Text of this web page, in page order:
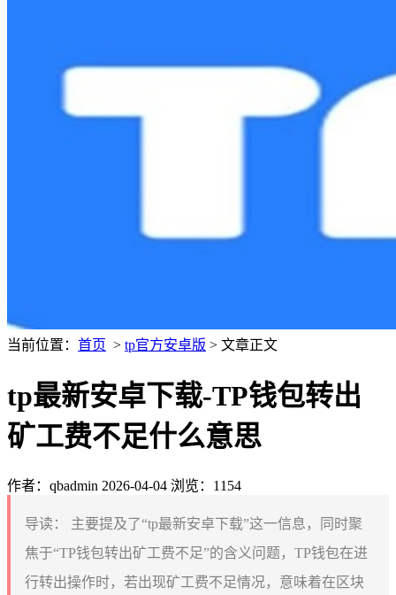
当前位置： 首页 > tp官方安卓版 > 文章正文
tp最新安卓下载-TP钱包转出
矿工费不足什么意思
作者：qbadmin 2026-04-04 浏览：1154
导读：
主要提及了“tp最新安卓下载”这一信息，同时聚
焦于“TP钱包转出矿工费不足”的含义问题，TP钱包在进
行转出操作时，若出现矿工费不足情况，意味着在区块